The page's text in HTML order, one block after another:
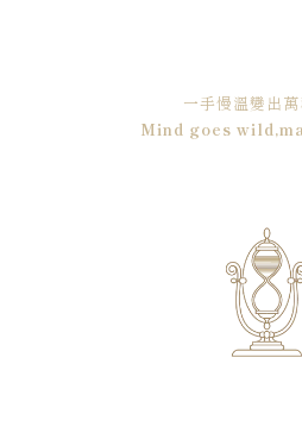
一手慢溫變出
Mind goes